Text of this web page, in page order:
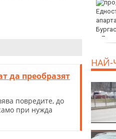
да преобразят
повредите, до
при нужда
EUR
НАЙ-